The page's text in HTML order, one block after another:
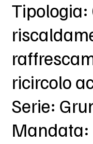
Tipologia:
ricircolo
Serie: